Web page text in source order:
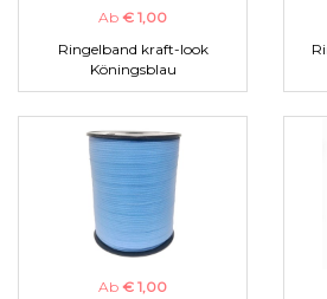
Ab € 1,00
Ringelband kraft-look
Köningsblau
Ab € 1,00